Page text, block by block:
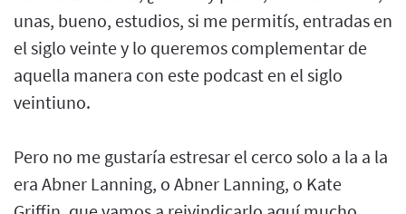
unas, bueno, estudios, si me permitís, entradas en
el siglo veinte y lo queremos complementar de
aquella manera con este podcast en el siglo
veintiuno.
Pero no me gustaría estresar el cerco solo a la a la
era Abner Lanning, o Abner Lanning, o Kate